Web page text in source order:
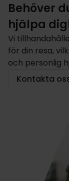
Behöver
hjälpa
Vi
för din resa,
och personlig
Kontakta